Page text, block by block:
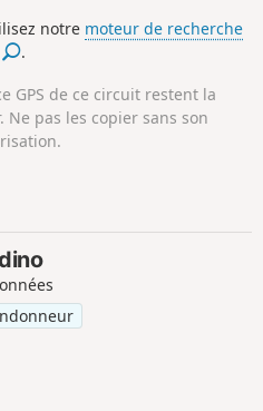
au bord de la
avant de
notre moteur de recherche
.
GPS de ce circuit restent la
pas les copier sans son